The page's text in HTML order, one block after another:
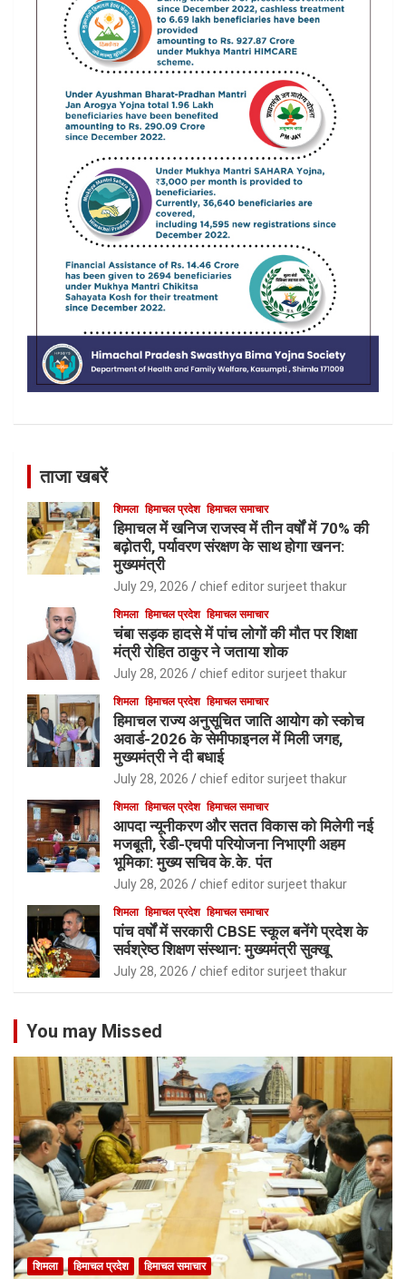
ताजा खबरें
शिमला हिमाचल प्रदेश हिमाचल समाचार
हिमाचल में खनिज राजस्व में तीन वर्षों में 70% की
बढ़ोतरी, पर्यावरण संरक्षण के साथ होगा खनन:
मुख्यमंत्री
July 29, 2026 chief editor surjeet thakur
शिमला हिमाचल प्रदेश हिमाचल समाचार
चंबा सड़क हादसे में पांच लोगों की मौत पर शिक्षा
मंत्री रोहित ठाकुर ने जताया शोक
July 28, 2026 chief editor surjeet thakur
शिमला हिमाचल प्रदेश हिमाचल समाचार
हिमाचल राज्य अनुसूचित जाति आयोग को स्कोच
अवार्ड-2026 के सेमीफाइनल में मिली जगह,
मुख्यमंत्री ने दी बधाई
July 28, 2026 chief editor surjeet thakur
शिमला हिमाचल प्रदेश हिमाचल समाचार
आपदा न्यूनीकरण और सतत विकास को मिलेगी नई
मजबूती, रेडी-एचपी परियोजना निभाएगी अहम
भूमिका: मुख्य सचिव के.के. पंत
July 28, 2026 chief editor surjeet thakur
शिमला हिमाचल प्रदेश हिमाचल समाचार
पांच वर्षों में सरकारी CBSE स्कूल बनेंगे प्रदेश के
सर्वश्रेष्ठ शिक्षण संस्थान: मुख्यमंत्री सुक्खू
July 28, 2026 chief editor surjeet thakur
You may Missed
शिमला हिमाचल प्रदेश हिमाचल समाचार